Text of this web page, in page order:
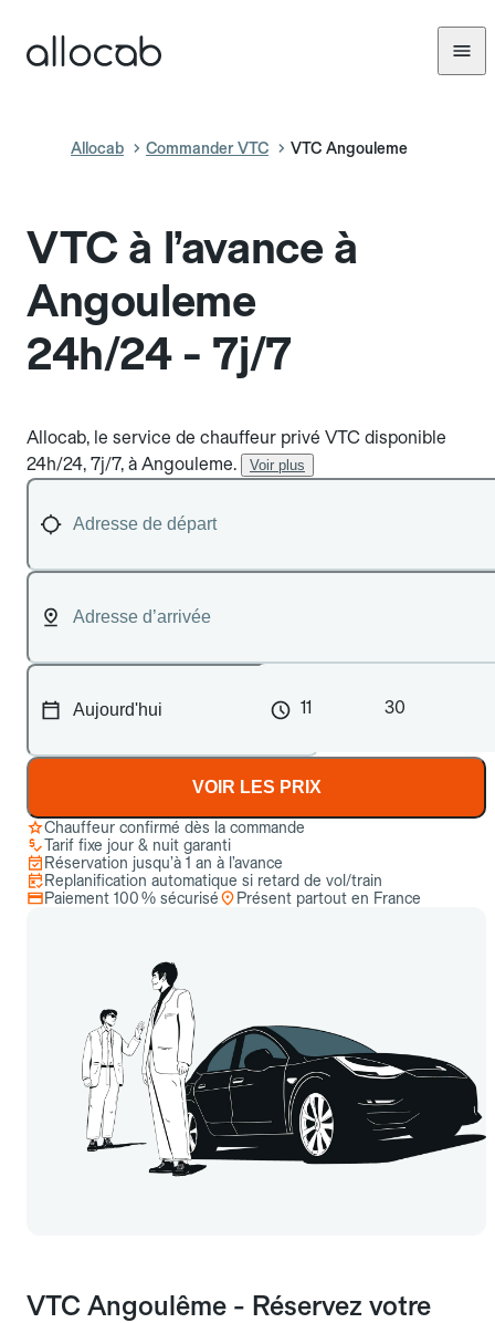
Allocab Commander VTC VTC Angouleme
VTC à l’avance à
Angouleme
24h/24 - 7j/7
Allocab, le service de chauffeur privé VTC disponible
24h/24, 7j/7, à Angouleme.
Voir plus
11 30
VOIR LES PRIX
Chauffeur confirmé dès la commande
Tarif fixe jour & nuit garanti
Réservation jusqu’à 1 an à l’avance
Replanification automatique si retard de vol/train
Paiement 100 % sécurisé
Présent partout en France
VTC Angoulême - Réservez votre